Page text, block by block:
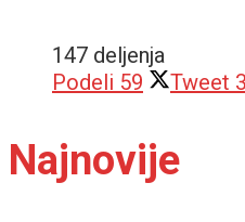
147 deljenja
Podeli 59 Tweet
Najnovije